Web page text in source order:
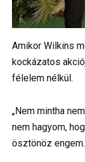
Amikor Wilkins
kockázatos
félelem nélkül.
„Nem mintha
nem hagyom,
ösztönöz